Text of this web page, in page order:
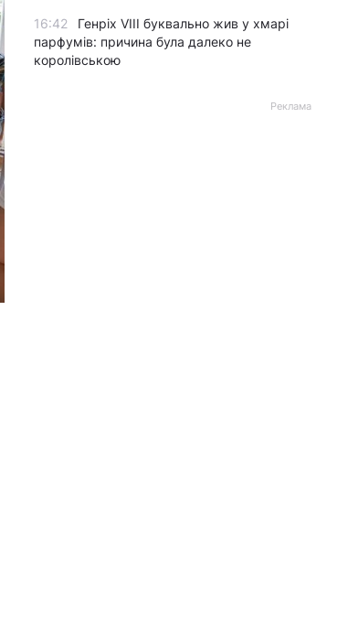
16:42
Генріх VIII буквально жив у хмарі
парфумів: причина була далеко не
королівською
Реклама